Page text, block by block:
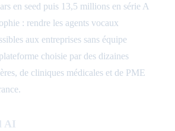
en seed puis 13,5 millions en série A
: rendre les agents vocaux
aux entreprises sans équipe
choisie par des dizaines
de cliniques médicales et de PME
AI